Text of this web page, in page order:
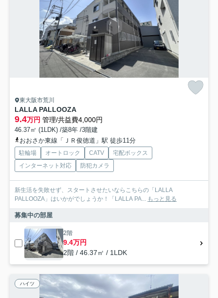
東大阪市荒川
LALLA PALLOOZA
9.4万円 管理/共益費4,000円
46.37㎡ (1LDK) /築8年 /3階建
おおさか東線「ＪＲ俊徳道」駅 徒歩11分
駐輪場 オートロック CATV
宅配ボックス
インターネット対応
防犯カメラ
新生活を失敗せず、スタートさせたいならこちらの「LALLA
PALLOOZA」はいかがでしょうか！「LALLA PA... もっと見る
募集中の部屋
2階
9.4万円
2階 / 46.37㎡ / 1LDK
ハイツ